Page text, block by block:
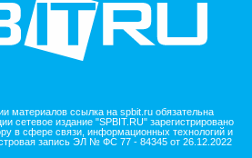
материалов ссылка на spbit.ru обязательна
сетевое издание "SPBIT.RU" зарегистрировано
в сфере связи, информационных технологий и
запись ЭЛ № ФС 77 - 84345 от 26.12.2022